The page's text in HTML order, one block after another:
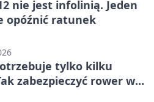
nie jest infolinią. Jeden
opóźnić ratunek
tylko kilku
zabezpieczyć rower w